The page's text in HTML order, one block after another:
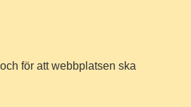
för att webbplatsen ska